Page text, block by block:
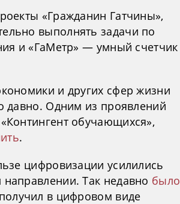
«Гражданин Гатчины»,
выполнять задачи по
и «ГаМетр» — умный счетчик
и других сфер жизни
давно. Одним из проявлений
обучающихся»,
.
цифровизации усилились
Так недавно было
в цифровом виде